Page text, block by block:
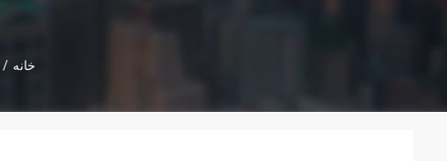
خانه /